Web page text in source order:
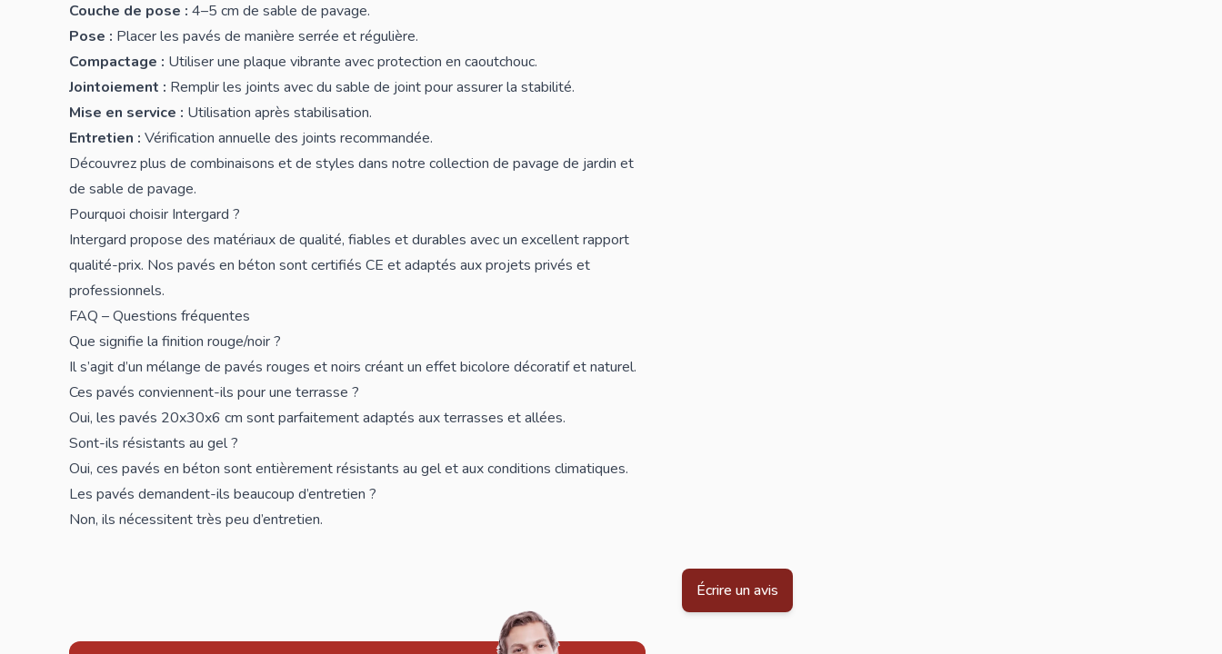
Couche de pose : 4–5 cm de sable de pavage.
Pose : Placer les pavés de manière serrée et régulière.
Compactage : Utiliser une plaque vibrante avec protection en caoutchouc.
Jointoiement : Remplir les joints avec du sable de joint pour assurer la stabilité.
Mise en service : Utilisation après stabilisation.
Entretien : Vérification annuelle des joints recommandée.
Découvrez plus de combinaisons et de styles dans notre collection de pavage de jardin et
de sable de pavage.
Pourquoi choisir Intergard ?
Intergard propose des matériaux de qualité, fiables et durables avec un excellent rapport
qualité-prix. Nos pavés en béton sont certifiés CE et adaptés aux projets privés et
professionnels.
FAQ – Questions fréquentes
Que signifie la finition rouge/noir ?
Il s’agit d’un mélange de pavés rouges et noirs créant un effet bicolore décoratif et naturel.
Ces pavés conviennent-ils pour une terrasse ?
Oui, les pavés 20x30x6 cm sont parfaitement adaptés aux terrasses et allées.
Sont-ils résistants au gel ?
Oui, ces pavés en béton sont entièrement résistants au gel et aux conditions climatiques.
Les pavés demandent-ils beaucoup d’entretien ?
Non, ils nécessitent très peu d’entretien.
Écrire un avis